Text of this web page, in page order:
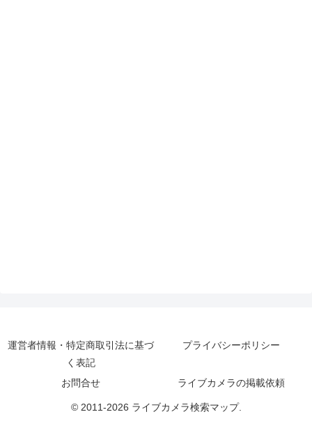
運営者情報・特定商取引法に基づ
く表記
プライバシーポリシー
お問合せ ライブカメラの掲載依頼
© 2011-2026 ライブカメラ検索マップ.